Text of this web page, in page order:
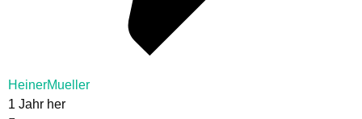
HeinerMueller
1 Jahr her